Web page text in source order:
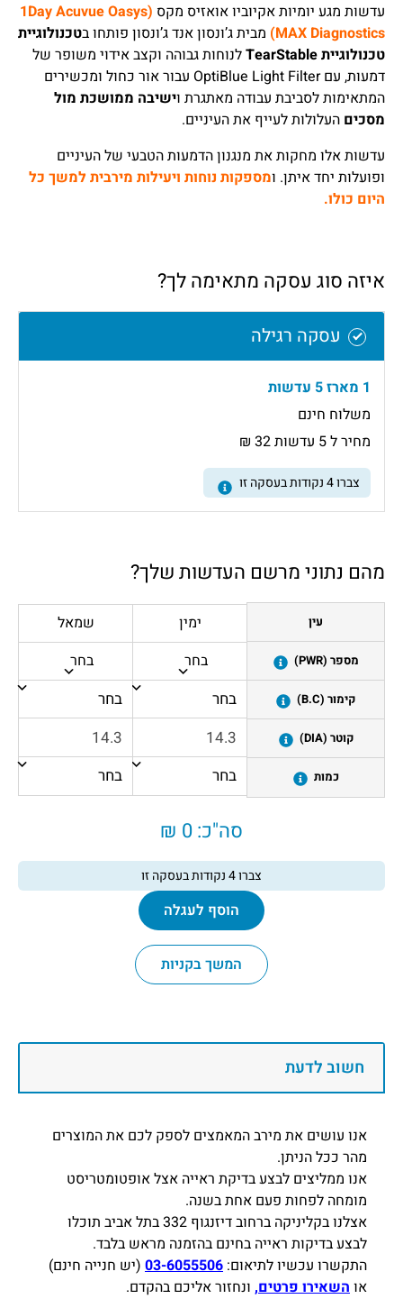
עדשות מגע יומיות אקיוביו אואזיס מקס (1Day Acuvue Oasys
MAX Diagnostics) מבית ג’ונסון אנד ג’ונסון פותחו בטכנולוגיית
טכנולוגיית TearStable
לנוחות גבוהה וקצב אידוי משופר של
דמעות, עם OptiBlue Light Filter עבור אור כחול ומכשירים
המתאימות לסביבת עבודה מאתגרת וישיבה ממושכת מול
מסכים העלולות לעייף את העיניים.
עדשות אלו מחקות את מנגנון הדמעות הטבעי של העיניים
ופועלות יחד איתן. ומספקות נוחות ויעילות מירבית למשך כל
היום כולו.
איזה סוג עסקה מתאימה לך?
עסקה רגילה
1 מארז 5 עדשות
משלוח חינם
מחיר ל 5 עדשות 32 ₪
צברו4נקודות בעסקה זו
מהם נתוני מרשם העדשות שלך?
עין
מספר (PWR)
קימור (B.C)
קוטר (DIA)
כמות
ימין
בחר
שמאל
בחר
סה"כ:0 ₪
צברו4נקודות בעסקה זו
הוסף לעגלה
המשך בקניות
חשוב לדעת
אנו עושים את מירב המאמצים לספק לכם את המוצרים
מהר ככל הניתן.
אנו ממליצים לבצע בדיקת ראייה אצל אופטומטריסט
מומחה לפחות פעם אחת בשנה.
אצלנו בקליניקה ברחוב דיזנגוף 332 בתל אביב תוכלו
לבצע בדיקות ראייה בחינם בהזמנה מראש בלבד.
התקשרו עכשיו לתיאום: 03-6055506 (יש חנייה חינם)
או השאירו פרטים, ונחזור אליכם בהקדם.